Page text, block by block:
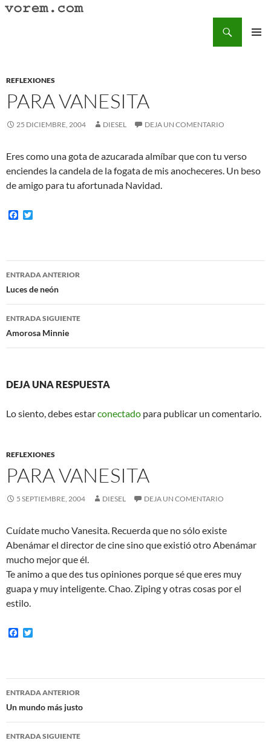
Saltar
REFLEXIONES
PARA VANESITA
25 DICIEMBRE, 2004 DIESEL DEJA UN COMENTARIO
Eres como una gota de azucarada almíbar que con tu verso
enciendes la candela de la fogata de mis anocheceres. Un beso
de amigo para tu afortunada Navidad.
F
o
o
e
r
Navegación
de
entradas
ENTRADA ANTERIOR
Luces de neón
ENTRADA SIGUIENTE
Amorosa Minnie
DEJA UNA RESPUESTA
Lo siento, debes estarconectado para publicar un comentario.
REFLEXIONES
PARA VANESITA
5 SEPTIEMBRE, 2004 DIESEL DEJA UN COMENTARIO
Cuídate mucho Vanesita. Recuerda que no sólo existe
Abenámar el director de cine sino que existió otro Abenámar
mucho mejor que él.
Te animo a que des tus opiniones porque sé que eres muy
guapa y muy inteligente. Chao. Ziping y otras cosas por el
estilo.
F
o
o
e
r
Navegación
de
entradas
ENTRADA ANTERIOR
Un mundo más justo
ENTRADA SIGUIENTE